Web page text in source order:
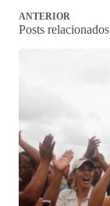
ANTERIOR
Posts relacionados